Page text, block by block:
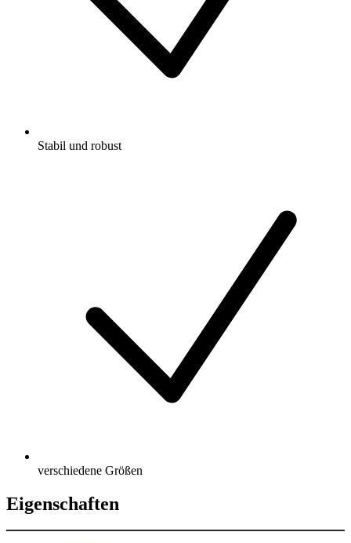
Stabil und robust
verschiedene Größen
Eigenschaften